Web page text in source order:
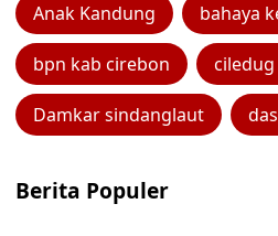
Anak Kandung bahaya
bpn kab cirebon
Damkar sindanglaut
Berita Populer